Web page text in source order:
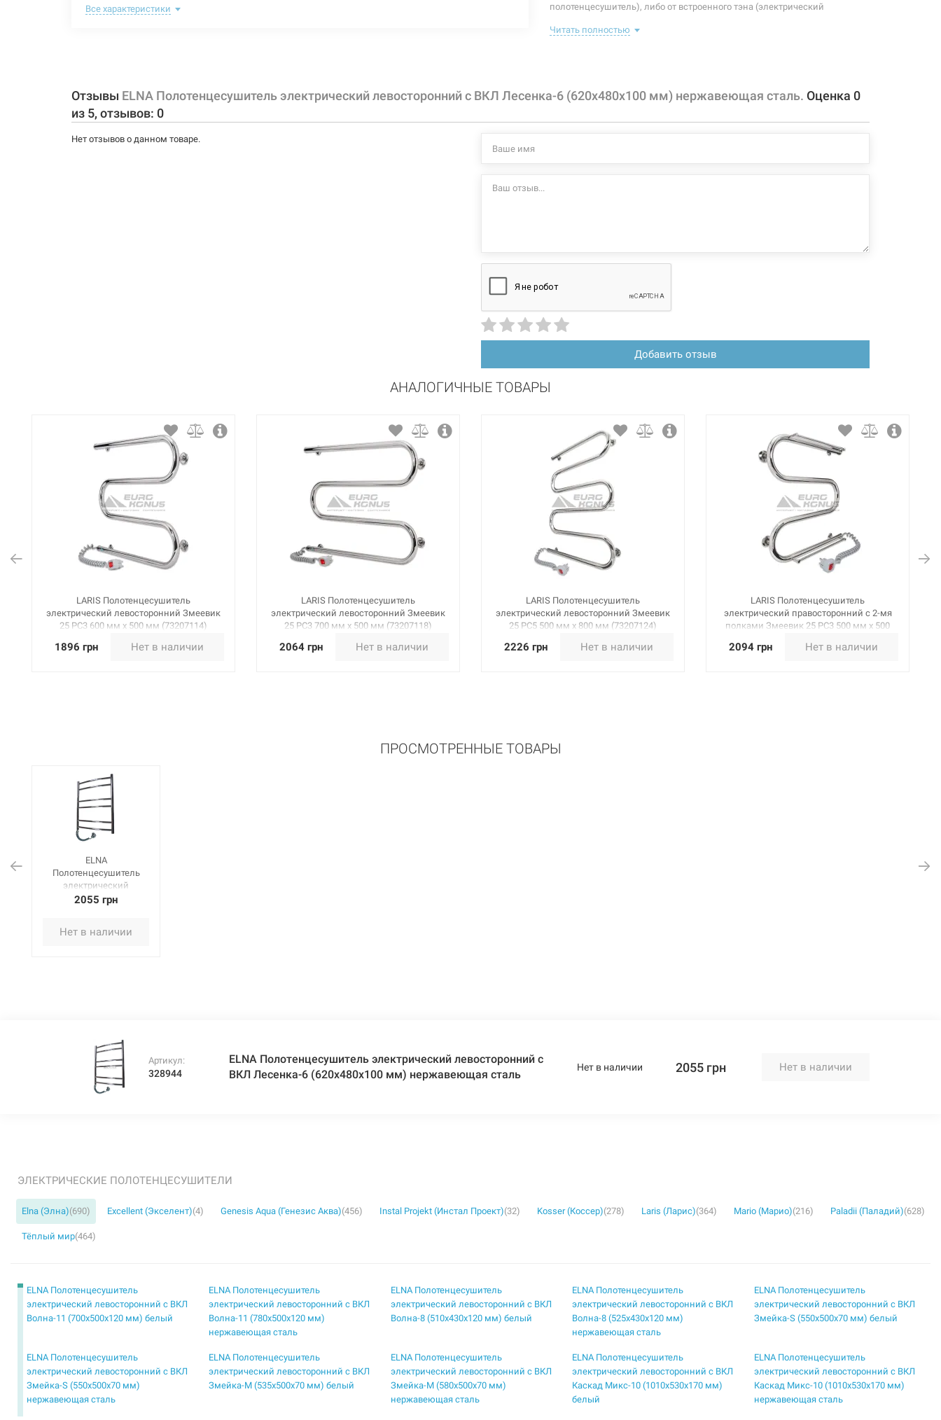
Цвет:
620 мм
Мощность:
Максимальная температура: +55°C
Все характеристики
полотенцесушитель), либо от встроенного тэна (электрический
полотенцесушитель станет незаменимым элементом интерьера.
производителем изменения, магазин ответственности не несет.
Читать полностью
Отзывы ELNA Полотенцесушитель электрический левосторонний с ВКЛ Лесенка-6 (620х480х100 мм) нержавеющая сталь. Оценка 0
из 5, отзывов: 0
Нет отзывов о данном товаре.
Добавить отзыв
АНАЛОГИЧНЫЕ ТОВАРЫ
LARIS Полотенцесушитель
электрический левосторонний Змеевик
25 PC3 600 мм х 500 мм (73207114)
1896 грн Нет в наличии
LARIS Полотенцесушитель
электрический левосторонний Змеевик
25 PC3 700 мм х 500 мм (73207118)
2064 грн Нет в наличии
LARIS Полотенцесушитель
электрический левосторонний Змеевик
25 PC5 500 мм х 800 мм (73207124)
2226 грн Нет в наличии
LARIS Полотенцесушитель
электрический правосторонний с 2-мя
полками Змеевик 25 PC3 500 мм х 500
2094 грн Нет в наличии
ПРОСМОТРЕННЫЕ ТОВАРЫ
ELNA
Полотенцесушитель
электрический
левосторонний с ВКЛ
нержавеющая сталь
2055 грн
Нет в наличии
Артикул:
328944
ELNA Полотенцесушитель электрический левосторонний с
ВКЛ Лесенка-6 (620х480х100 мм) нержавеющая сталь
Нет в наличии 2055 грн Нет в наличии
ЭЛЕКТРИЧЕСКИЕ ПОЛОТЕНЦЕСУШИТЕЛИ
Elna (Элна)(690) Excellent (Экселент)(4) Genesis Aqua (Генезис Аква)(456) Instal Projekt (Инстал Проект)(32) Kosser (Коссер)(278) Laris (Ларис)(364) Mario (Марио)(216) Paladii (Паладий)(628)
Тёплый мир(464)
ELNA Полотенцесушитель
электрический левосторонний с ВКЛ
Волна-11 (700х500х120 мм) белый
ELNA Полотенцесушитель
электрический левосторонний с ВКЛ
Волна-11 (780х500х120 мм)
нержавеющая сталь
ELNA Полотенцесушитель
электрический левосторонний с ВКЛ
Волна-8 (510х430х120 мм) белый
ELNA Полотенцесушитель
электрический левосторонний с ВКЛ
Волна-8 (525х430х120 мм)
нержавеющая сталь
ELNA Полотенцесушитель
электрический левосторонний с ВКЛ
Змейка-S (550х500х70 мм) белый
ELNA Полотенцесушитель
электрический левосторонний с ВКЛ
Змейка-S (550х500х70 мм)
нержавеющая сталь
ELNA Полотенцесушитель
электрический левосторонний с ВКЛ
Змейка-М (535х500х70 мм) белый
ELNA Полотенцесушитель
электрический левосторонний с ВКЛ
Змейка-М (580х500х70 мм)
нержавеющая сталь
ELNA Полотенцесушитель
электрический левосторонний с ВКЛ
Каскад Микс-10 (1010х530х170 мм)
белый
ELNA Полотенцесушитель
электрический левосторонний с ВКЛ
Каскад Микс-10 (1010х530х170 мм)
нержавеющая сталь